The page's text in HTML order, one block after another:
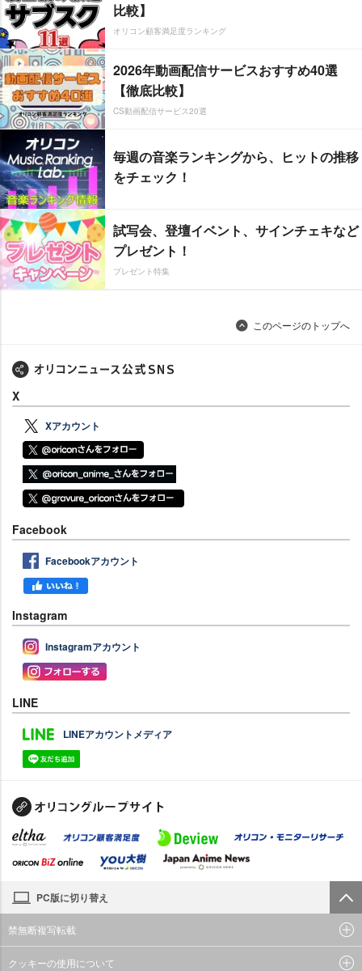
比較】
オリコン顧客満足度ランキング
2026年動画配信サービスおすすめ40選
【徹底比較】
CS動画配信サービス20選
毎週の音楽ランキングから、ヒットの推移
をチェック！
試写会、登壇イベント、サインチェキなど
プレゼント！
プレゼント特集
このページのトップへ
X
Xアカウント
Facebook
Facebookアカウント
Instagram
Instagramアカウント
LINE
LINEアカウントメディア
PC版に切り替え
禁無断複写転載
クッキーの使用について